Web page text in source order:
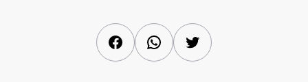
FacebookWhatsAppTwitter